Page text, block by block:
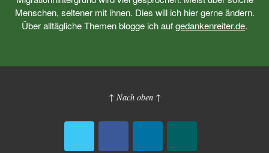
Menschen, seltener mit ihnen. Dies will ich hier gerne ändern.
Über alltägliche Themen blogge ich aufgedankenreiter.de.
↑ Nach oben ↑